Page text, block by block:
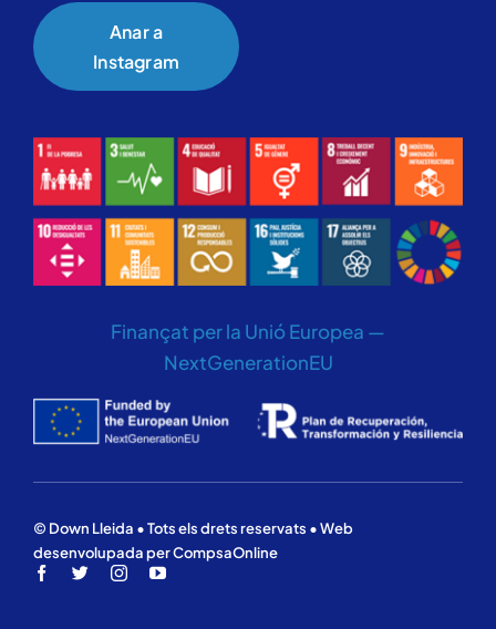
Anar a
Instagram
Finançat per la Unió Europea —
NextGenerationEU
© Down Lleida • Tots els drets reservats • Web
desenvolupada per CompsaOnline